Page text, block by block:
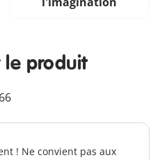
le produit
! Ne convient pas aux